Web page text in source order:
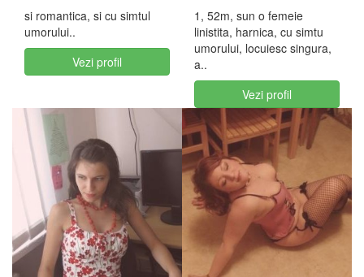
si romantica, si cu simtul
umorului..
Vezi profil
1, 52m, sun o femeie
linistita, harnica, cu simtu
umorului, locuiesc singura,
a..
Vezi profil